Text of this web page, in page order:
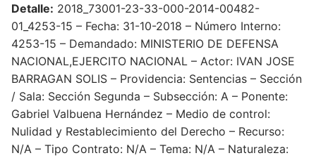
Detalle: 2018_73001-23-33-000-2014-00482-
01_4253-15 – Fecha: 31-10-2018 – Número Interno:
4253-15 – Demandado: MINISTERIO DE DEFENSA
NACIONAL,EJERCITO NACIONAL – Actor: IVAN JOSE
BARRAGAN SOLIS – Providencia: Sentencias – Sección
/ Sala: Sección Segunda – Subsección: A – Ponente:
Gabriel Valbuena Hernández – Medio de control:
Nulidad y Restablecimiento del Derecho – Recurso:
N/A – Tipo Contrato: N/A – Tema: N/A – Naturaleza: